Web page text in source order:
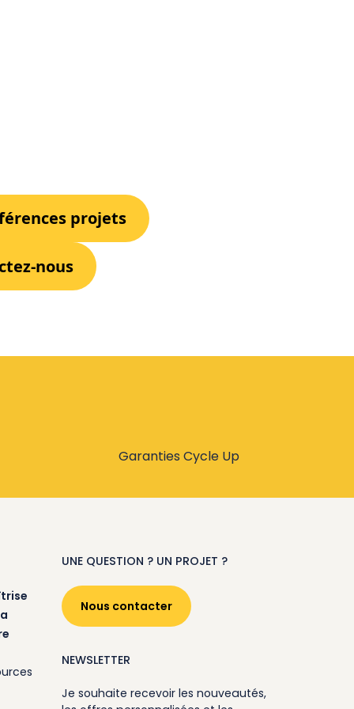
projets
nous
Garanties Cycle Up
UNE QUESTION ? UN PROJET ?
Nous contacter
NEWSLETTER
Je souhaite recevoir les nouveautés,